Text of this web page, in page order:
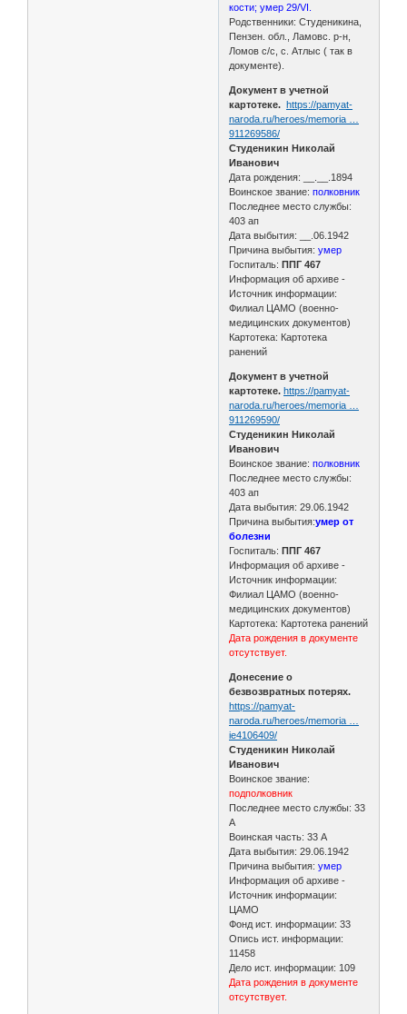
кости; умер 29/VI.
Родственники: Студеникина,
Пензен. обл., Ламовс. р-н,
Ломов с/с, с. Атлыс ( так в
документе).
Документ в учетной
картотеке. https://pamyat-
naroda.ru/heroes/memoria …
911269586/
Студеникин Николай
Иванович
Дата рождения: __.__.1894
Воинское звание:полковник
Последнее место службы:
403 ап
Дата выбытия: __.06.1942
Причина выбытия:умер
Госпиталь: ППГ 467
Информация об архиве -
Источник информации:
Филиал ЦАМО (военно-
медицинских документов)
Картотека: Картотека
ранений
Документ в учетной
картотеке. https://pamyat-
naroda.ru/heroes/memoria …
911269590/
Студеникин Николай
Иванович
Воинское звание: полковник
Последнее место службы:
403 ап
Дата выбытия: 29.06.1942
Причина выбытия:умер от
болезни
Госпиталь: ППГ 467
Информация об архиве -
Источник информации:
Филиал ЦАМО (военно-
медицинских документов)
Картотека: Картотека ранений
Дата рождения в документе
отсутствует.
Донесение о
безвозвратных потерях.
https://pamyat-
naroda.ru/heroes/memoria …
ie4106409/
Студеникин Николай
Иванович
Воинское звание:
подполковник
Последнее место службы: 33
А
Воинская часть: 33 А
Дата выбытия: 29.06.1942
Причина выбытия:умер
Информация об архиве -
Источник информации:
ЦАМО
Фонд ист. информации: 33
Опись ист. информации:
11458
Дело ист. информации: 109
Дата рождения в документе
отсутствует.